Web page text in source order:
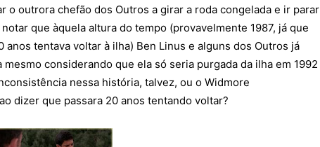
o outrora chefão dos Outros a girar a roda congelada e ir parar
que àquela altura do tempo (provavelmente 1987, já que
tentava voltar à ilha) Ben Linus e alguns dos Outros já
considerando que ela só seria purgada da ilha em 1992
nessa história, talvez, ou o Widmore
dizer que passara 20 anos tentando voltar?